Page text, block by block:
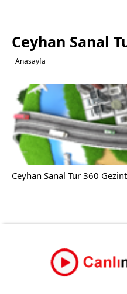
Ceyhan Sanal
Anasayfa
Ceyhan Sanal Tur 360